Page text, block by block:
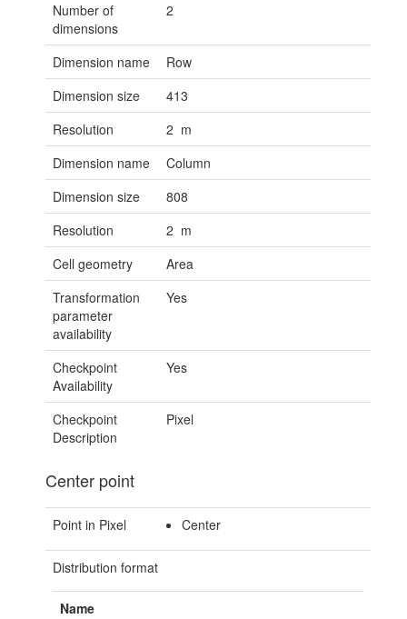
Number of
dimensions
2
Dimension name
Row
Dimension size
413
Resolution
2 m
Dimension name
Column
Dimension size
808
Resolution
2 m
Cell geometry
Area
Transformation
parameter
availability
Yes
Checkpoint
Availability
Yes
Checkpoint
Description
Pixel
Center point
Point in Pixel Center
Distribution format
Name